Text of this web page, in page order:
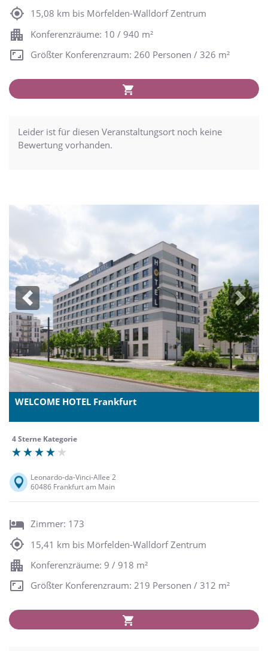
15,08 km bis Mörfelden-Walldorf Zentrum
Konferenzräume: 10 / 940 m²
Größter Konferenzraum: 260 Personen / 326 m²
Leider ist für diesen Veranstaltungsort noch keine
Bewertung vorhanden.
Previous Next
WELCOME HOTEL Frankfurt
4 Sterne Kategorie
Leonardo-da-Vinci-Allee 2
60486 Frankfurt am Main
Zimmer: 173
15,41 km bis Mörfelden-Walldorf Zentrum
Konferenzräume: 9 / 918 m²
Größter Konferenzraum: 219 Personen / 312 m²